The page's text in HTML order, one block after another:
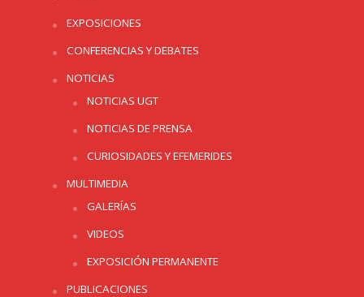
EXPOSICIONES
CONFERENCIAS Y DEBATES
NOTICIAS
NOTICIAS UGT
NOTICIAS DE PRENSA
CURIOSIDADES Y EFEMERIDES
MULTIMEDIA
GALERÍAS
VIDEOS
EXPOSICIÓN PERMANENTE
PUBLICACIONES